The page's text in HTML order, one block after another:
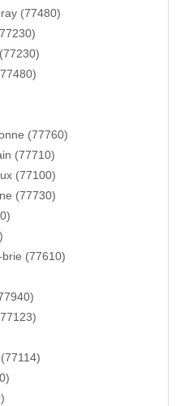
(77480)
(77760)
(77710)
(77100)
(77730)
(77610)